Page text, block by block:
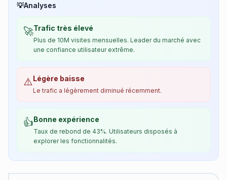
💡Analyses
🚀Trafic très élevé
Plus de 10M visites mensuelles. Leader du marché avec
une confiance utilisateur extrême.
⚠️Légère baisse
Le trafic a légèrement diminué récemment.
👍Bonne expérience
Taux de rebond de 43%. Utilisateurs disposés à
explorer les fonctionnalités.